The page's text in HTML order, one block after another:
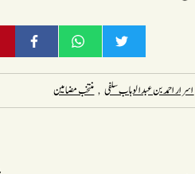
اسرار احمد بن عبدالوہاب سلفی , منتخب مضامین